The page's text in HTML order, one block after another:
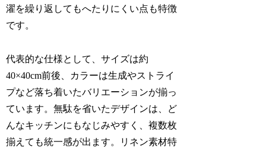
濯を繰り返してもへたりにくい点も特徴
です。
代表的な仕様として、サイズは約
40×40cm前後、カラーは生成やストライ
プなど落ち着いたバリエーションが揃っ
ています。無駄を省いたデザインは、ど
んなキッチンにもなじみやすく、複数枚
揃えても統一感が出ます。リネン素材特